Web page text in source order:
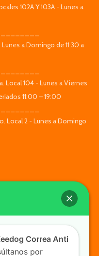
102A Y 103A - Lunes a
a Domingo de 11:30 a
Local 104 - Lunes a Viernes
11:00 – 19:00
Local 2 - Lunes a Domingo
Correa Anti
por